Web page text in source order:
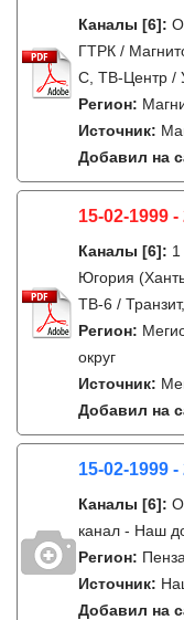
Каналы [6]:
ГТРК /
С, ТВ-Центр /
Регион:
Источник:
Добавил на
15-02-1999
Каналы [6]:
Югория
ТВ-6 /
Регион:
округ
Источник:
Добавил на
15-02-1999
Каналы [6]:
канал - Наш
Регион: Пенза
Источник:
Добавил на